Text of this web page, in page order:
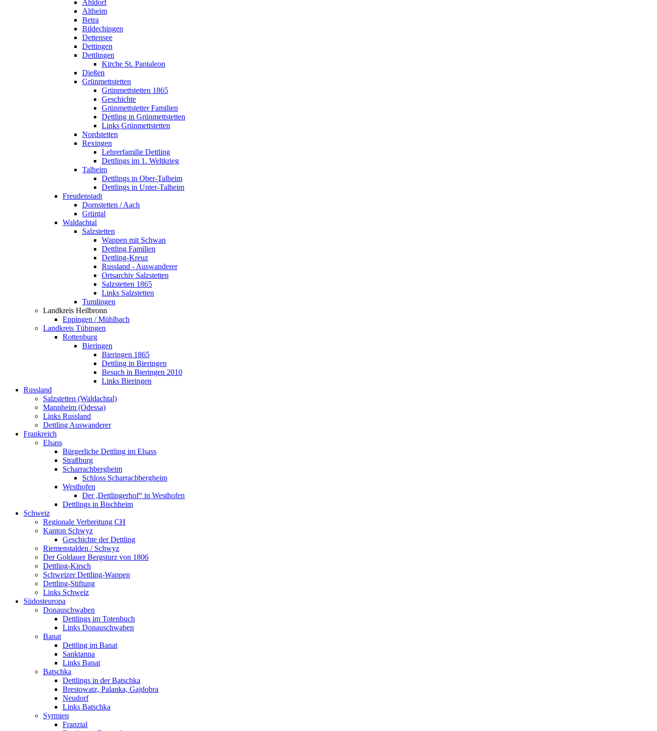
Ahldorf
Altheim
Betra
Bildechingen
Dettensee
Dettingen
Dettlingen
Kirche St. Pantaleon
Dießen
Grünmettstetten
Grünmettstetten 1865
Geschichte
Grünmettstetter Familien
Dettling in Grünmettstetten
Links Grünmettstetten
Nordstetten
Rexingen
Lehrerfamilie Dettling
Dettlings im 1. Weltkrieg
Talheim
Dettlings in Ober-Talheim
Dettlings in Unter-Talheim
Freudenstadt
Dornstetten / Aach
Grüntal
Waldachtal
Salzstetten
Wappen mit Schwan
Dettling Familien
Dettling-Kreuz
Russland - Auswanderer
Ortsarchiv Salzstetten
Salzstetten 1865
Links Salzstetten
Tumlingen
Landkreis Heilbronn
Eppingen / Mühlbach
Landkreis Tübingen
Rottenburg
Bieringen
Bieringen 1865
Dettling in Bieringen
Besuch in Bieringen 2010
Links Bieringen
Russland
Salzstetten (Waldachtal)
Mannheim (Odessa)
Links Russland
Dettling Auswanderer
Frankreich
Elsass
Bürgerliche Dettling im Elsass
Straßburg
Scharrachbergheim
Schloss Scharrachbergheim
Westhofen
Der ,Dettlingerhof“ in Westhofen
Dettlings in Bischheim
Schweiz
Regionale Verbreitung CH
Kanton Schwyz
Geschichte der Dettling
Riemenstalden / Schwyz
Der Goldauer Bergsturz von 1806
Dettling-Kirsch
Schweizer Dettling-Wappen
Dettling-Stiftung
Links Schweiz
Südosteuropa
Donauschwaben
Dettlings im Totenbuch
Links Donauschwaben
Banat
Dettling im Banat
Sanktanna
Links Banat
Batschka
Dettlings in der Batschka
Brestowatz, Palanka, Gajdobra
Neudorf
Links Batschka
Syrmien
Franztal